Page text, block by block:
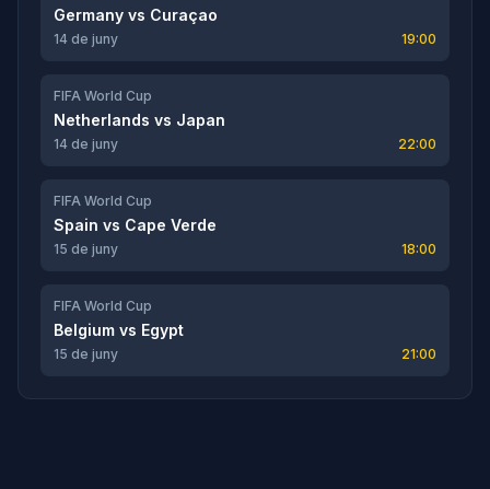
Germany vs Curaçao
14 de juny 19:00
FIFA World Cup
Netherlands vs Japan
14 de juny 22:00
FIFA World Cup
Spain vs Cape Verde
15 de juny 18:00
FIFA World Cup
Belgium vs Egypt
15 de juny 21:00